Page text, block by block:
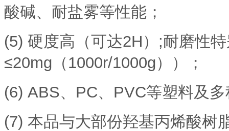
酸碱、耐盐雾等性能；
(5) 硬度高（可达2H）;耐磨性
≤20mg（1000r/1000g））；
(6) ABS、PC、PVC等塑料及
(7) 本品与大部份羟基丙烯酸树